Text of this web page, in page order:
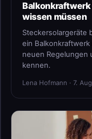
wissen müssen
Steckersolargeräte
ein
neuen Regelungen
kennen.
Lena Hofmann · 7.